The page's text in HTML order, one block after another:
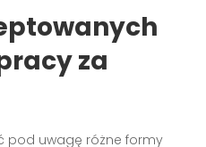
za
pod uwagę różne formy